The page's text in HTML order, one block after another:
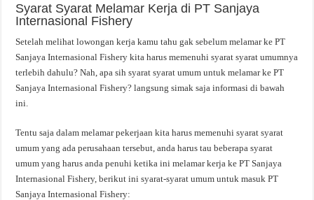
Syarat Syarat Melamar Kerja di PT Sanjaya
Internasional Fishery
Setelah melihat lowongan kerja kamu tahu gak sebelum melamar ke PT
Sanjaya Internasional Fishery kita harus memenuhi syarat syarat umumnya
terlebih dahulu? Nah, apa sih syarat syarat umum untuk melamar ke PT
Sanjaya Internasional Fishery? langsung simak saja informasi di bawah
ini.
Tentu saja dalam melamar pekerjaan kita harus memenuhi syarat syarat
umum yang ada perusahaan tersebut, anda harus tau beberapa syarat
umum yang harus anda penuhi ketika ini melamar kerja ke PT Sanjaya
Internasional Fishery, berikut ini syarat-syarat umum untuk masuk PT
Sanjaya Internasional Fishery: